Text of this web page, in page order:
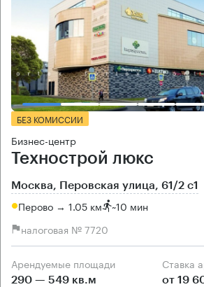
БЕЗ КОМИССИИ
Бизнес-центр
Технострой люкс
Москва, Перовская улица, 61/2 с1
Перово → 1.05 км ~10 мин
налоговая № 7720
Арендуемые площади
290 — 549 кв.м
Ставка
от 19